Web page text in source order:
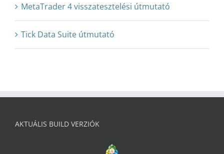
MetaTrader 4 visszatesztelési útmutató
Tick Data Suite útmutató
AKTUÁLIS BUILD VERZIÓK